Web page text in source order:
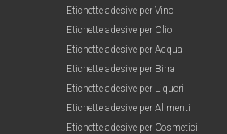
Etichette adesive per Vino
Etichette adesive per Olio
Etichette adesive per Acqua
Etichette adesive per Birra
Etichette adesive per Liquori
Etichette adesive per Alimenti
Etichette adesive per Cosmetici